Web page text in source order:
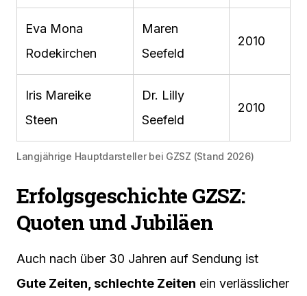
Langjährige Hauptdarsteller bei GZSZ (Stand 2026)
Eva Mona
Rodekirchen
Maren
Seefeld
2010
Iris Mareike
Steen
Dr. Lilly
Seefeld
2010
Erfolgsgeschichte GZSZ:
Quoten und Jubiläen
Auch nach über 30 Jahren auf Sendung ist
Gute Zeiten, schlechte Zeiten ein verlässlicher